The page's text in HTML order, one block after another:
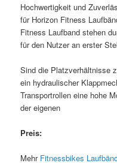
Hochwertigkeit und
für Horizon Fitness
Fitness Laufband stehen
für den Nutzer an erster
Sind die Platzverhältnisse
ein hydraulischer
Transportrollen eine hohe
der eigenen
Preis:
Mehr Fitnessbikes